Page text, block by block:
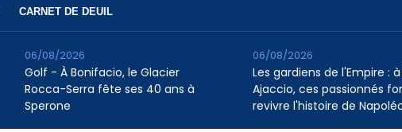
CARNET DE DEUIL
Golf - À Bonifacio, le Glacier
Rocca-Serra fête ses 40 ans à
Sperone
06/08/2026
Les gardiens de l'Empire : à
Ajaccio, ces passionnés
revivre l'histoire de
06/08/2026